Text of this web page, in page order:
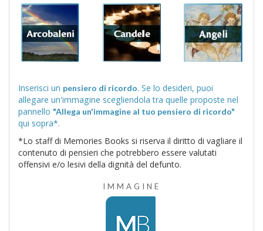
Inserisci un pensiero di ricordo. Se lo desideri, puoi
allegare un'immagine scegliendola tra quelle proposte nel
pannello "Allega un'immagine al tuo pensiero di ricordo"
qui sopra*.
*Lo staff di Memories Books si riserva il diritto di vagliare il
contenuto di pensieri che potrebbero essere valutati
offensivi e/o lesivi della dignità del defunto.
IMMAGINE